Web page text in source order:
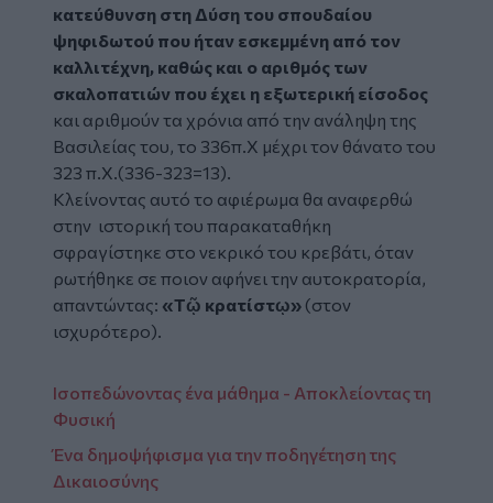
κατεύθυνση στη Δύση του σπουδαίου
ψηφιδωτού που ήταν εσκεμμένη από τον
καλλιτέχνη, καθώς και ο αριθμός των
σκαλοπατιών που έχει η εξωτερική είσοδος
και αριθμούν τα χρόνια από την ανάληψη της
Βασιλείας του, το 336π.Χ μέχρι τον θάνατο του
323 π.Χ.(336-323=13).
Κλείνοντας αυτό το αφιέρωμα θα αναφερθώ
στην ιστορική του παρακαταθήκη
σφραγίστηκε στο νεκρικό του κρεβάτι, όταν
ρωτήθηκε σε ποιον αφήνει την αυτοκρατορία,
απαντώντας: «Τῷ κρατίστῳ» (στον
ισχυρότερο).
Ισοπεδώνοντας ένα μάθημα - Αποκλείοντας τη
Φυσική
Ένα δημοψήφισμα για την ποδηγέτηση της
Δικαιοσύνης